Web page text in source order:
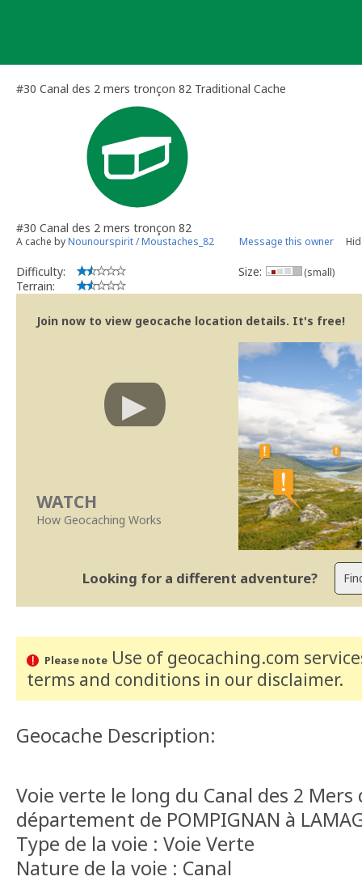
#30 Canal des 2 mers tronçon 82 Traditional Cache
#30 Canal des 2 mers tronçon 82
A cache byNounourspirit / Moustaches_82 Message this owner
Difficulty:
Terrain:
Size: (small)
Join now to view geocache location details. It's free!
WATCH
How Geocaching Works
Looking for a different adventure?
Please noteUse of geocaching.com
terms and conditions in our disclaimer.
Geocache Description:
Voie verte le long du Canal des 2
département de POMPIGNAN à
Type de la voie : Voie Verte
Nature de la voie : Canal